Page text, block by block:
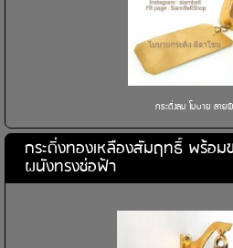
กระดิ่งลม โมบาย ลาย
กระดิ่งทองเหลืองสัมฤทธิ์ พร้อม
ผนังทรงช่อฟ้า